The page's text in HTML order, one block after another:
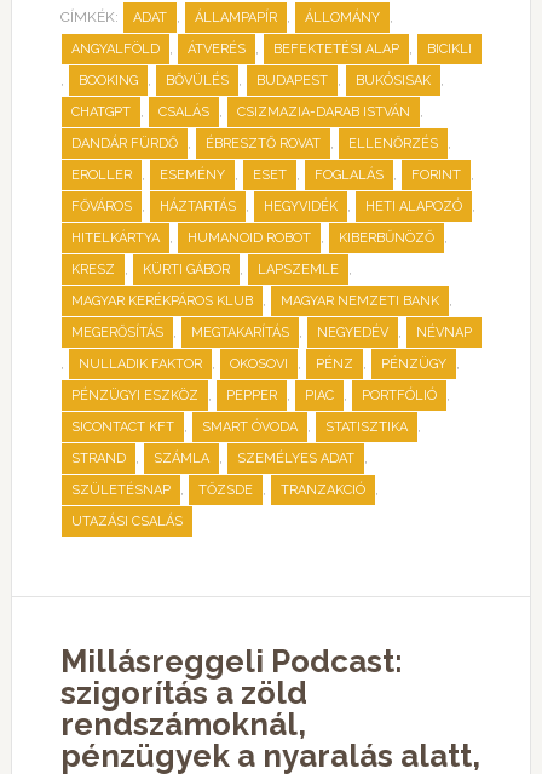
CÍMKÉK: ADAT , ÁLLAMPAPÍR , ÁLLOMÁNY ,
ANGYALFÖLD , ÁTVERÉS , BEFEKTETÉSI ALAP , BICIKLI
, BOOKING , BŐVÜLÉS , BUDAPEST , BUKÓSISAK ,
CHATGPT , CSALÁS , CSIZMAZIA-DARAB ISTVÁN ,
DANDÁR FÜRDŐ , ÉBRESZTŐ ROVAT , ELLENŐRZÉS ,
EROLLER , ESEMÉNY , ESET , FOGLALÁS , FORINT ,
FŐVÁROS , HÁZTARTÁS , HEGYVIDÉK , HETI ALAPOZÓ ,
HITELKÁRTYA , HUMANOID ROBOT , KIBERBŰNÖZŐ ,
KRESZ , KÜRTI GÁBOR , LAPSZEMLE ,
MAGYAR KERÉKPÁROS KLUB , MAGYAR NEMZETI BANK ,
MEGERŐSÍTÁS , MEGTAKARÍTÁS , NEGYEDÉV , NÉVNAP
, NULLADIK FAKTOR , OKOSOVI , PÉNZ , PÉNZÜGY ,
PÉNZÜGYI ESZKÖZ , PEPPER , PIAC , PORTFÓLIÓ ,
SICONTACT KFT , SMART ÓVODA , STATISZTIKA ,
STRAND , SZÁMLA , SZEMÉLYES ADAT ,
SZÜLETÉSNAP , TŐZSDE , TRANZAKCIÓ ,
UTAZÁSI CSALÁS
Millásreggeli Podcast:
szigorítás a zöld
rendszámoknál,
pénzügyek a nyaralás alatt,